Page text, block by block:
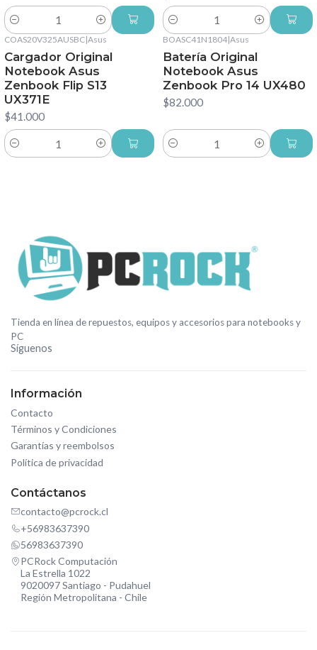
Cantidad Cantidad
COAS20V325AUSBC|Asus
Cargador Original
Notebook Asus
Zenbook Flip S13
UX371E
$41.000
Cantidad
BOASC41N1804|Asus
Batería Original
Notebook Asus
Zenbook Pro 14 UX480
$82.000
Cantidad
Tienda en línea de repuestos, equipos y accesorios para notebooks y
PC
Síguenos
Información
Contacto
Términos y Condiciones
Garantías y reembolsos
Política de privacidad
Contáctanos
contacto@pcrock.cl
+56983637390
56983637390
PCRock Computación
La Estrella 1022
9020097 Santiago - Pudahuel
Región Metropolitana - Chile